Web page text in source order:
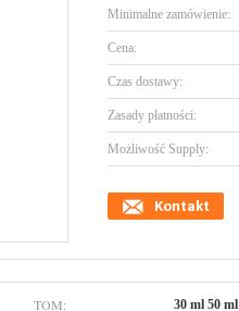
Minimalne zamówienie:
Cena:
Czas dostawy:
Zasady płatności:
Możliwość Supply:
Kontakt
TOM: 30 ml 50 ml